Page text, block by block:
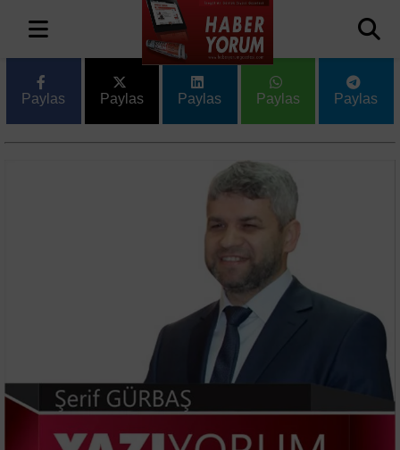
Paylas Paylas Paylas Paylas Paylas